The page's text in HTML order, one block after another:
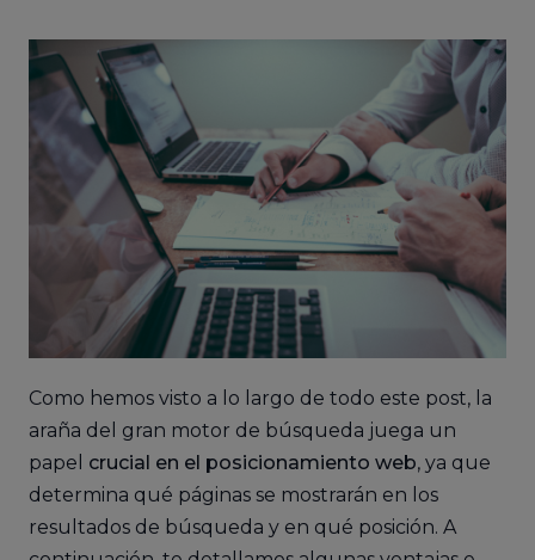
Como hemos visto a lo largo de todo este post, la
araña del gran motor de búsqueda juega un
papel crucial en el posicionamiento web, ya que
determina qué páginas se mostrarán en los
resultados de búsqueda y en qué posición. A